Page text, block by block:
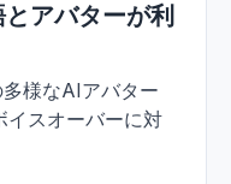
アバターが利
様なAIアバター
イスオーバーに対